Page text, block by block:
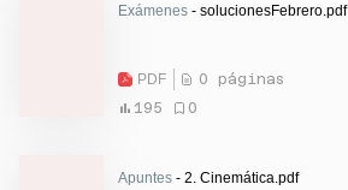
Exámenes - solucionesFebrero.pdf
PDF
0 páginas
195
0
Apuntes - 2. Cinemática.pdf